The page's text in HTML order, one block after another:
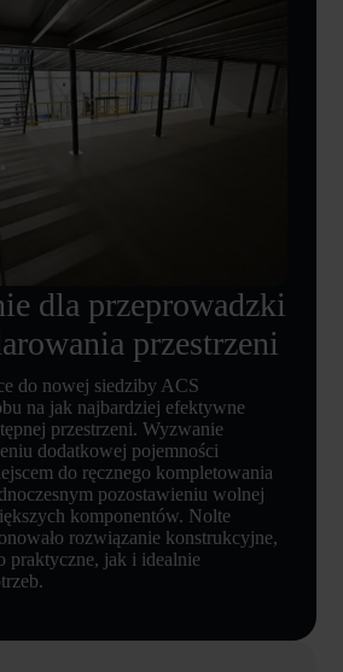
dla przeprowadzki
przestrzeni
do nowej siedziby ACS
na jak najbardziej efektywne
przestrzeni. Wyzwanie
dodatkowej pojemności
do ręcznego kompletowania
pozostawieniu wolnej
komponentów. Nolte
rozwiązanie konstrukcyjne,
praktyczne, jak i idealnie